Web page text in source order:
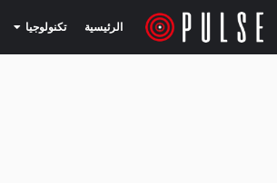
الرئيسية تكنولوجيا (current)